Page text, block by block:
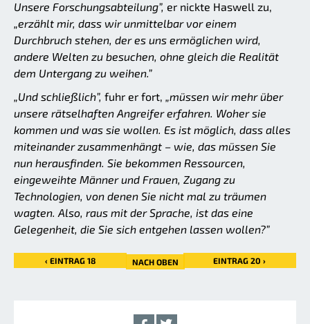
Unsere Forschungsabteilung”, er nickte Haswell zu,
„erzählt mir, dass wir unmittelbar vor einem
Durchbruch stehen, der es uns ermöglichen wird,
andere Welten zu besuchen, ohne gleich die Realität
dem Untergang zu weihen.”
„Und schließlich”, fuhr er fort,
„müssen wir mehr über
unsere rätselhaften Angreifer erfahren. Woher sie
kommen und was sie wollen. Es ist möglich, dass alles
miteinander zusammenhängt – wie, das müssen Sie
nun herausfinden. Sie bekommen Ressourcen,
eingeweihte Männer und Frauen, Zugang zu
Technologien, von denen Sie nicht mal zu träumen
wagten. Also, raus mit der Sprache, ist das eine
Gelegenheit, die Sie sich entgehen lassen wollen?”
‹ EINTRAG 18 NACH OBEN EINTRAG 20 ›